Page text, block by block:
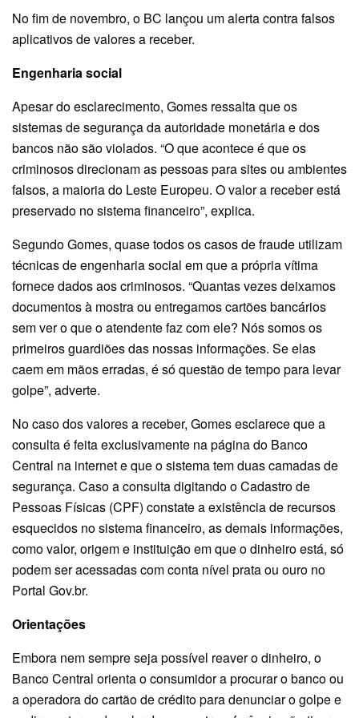
No fim de novembro, o BC lançou um alerta contra falsos
aplicativos de valores a receber.
Engenharia social
Apesar do esclarecimento, Gomes ressalta que os
sistemas de segurança da autoridade monetária e dos
bancos não são violados. “O que acontece é que os
criminosos direcionam as pessoas para sites ou ambientes
falsos, a maioria do Leste Europeu. O valor a receber está
preservado no sistema financeiro”, explica.
Segundo Gomes, quase todos os casos de fraude utilizam
técnicas de engenharia social em que a própria vítima
fornece dados aos criminosos. “Quantas vezes deixamos
documentos à mostra ou entregamos cartões bancários
sem ver o que o atendente faz com ele? Nós somos os
primeiros guardiões das nossas informações. Se elas
caem em mãos erradas, é só questão de tempo para levar
golpe”, adverte.
No caso dos valores a receber, Gomes esclarece que a
consulta é feita exclusivamente na página do Banco
Central na internet e que o sistema tem duas camadas de
segurança. Caso a consulta digitando o Cadastro de
Pessoas Físicas (CPF) constate a existência de recursos
esquecidos no sistema financeiro, as demais informações,
como valor, origem e instituição em que o dinheiro está, só
podem ser acessadas com conta nível prata ou ouro no
Portal Gov.br.
Orientações
Embora nem sempre seja possível reaver o dinheiro, o
Banco Central orienta o consumidor a procurar o banco ou
a operadora do cartão de crédito para denunciar o golpe e